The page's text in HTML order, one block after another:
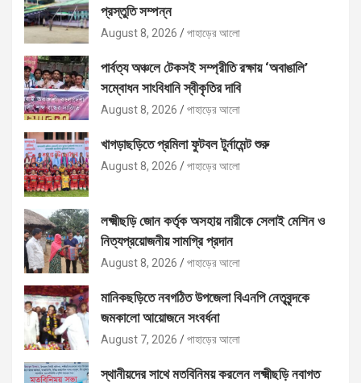
প্রস্তুতি সম্পন্ন
August 8, 2026 পাহাড়ের আলো
পার্বত্য অঞ্চলে টেকসই সম্প্রীতি রক্ষায় ‘অবাঙালি’
সম্বোধন সাংবিধানি স্বীকৃতির দাবি
August 8, 2026 পাহাড়ের আলো
খাগড়াছড়িতে প্রমিলা ফুটবল টুর্নামেন্ট শুরু
August 8, 2026 পাহাড়ের আলো
লক্ষ্মীছড়ি জোন কর্তৃক অসহায় নারীকে সেলাই মেশিন ও
নিত্যপ্রয়োজনীয় সামগ্রি প্রদান
August 8, 2026 পাহাড়ের আলো
মানিকছড়িতে নবগঠিত উপজেলা বিএনপি নেতৃবৃন্দকে
জমকালো আয়োজনে সংবর্ধনা
August 7, 2026 পাহাড়ের আলো
স্থানীয়দের সাথে মতবিনিময় করলেন লক্ষ্মীছড়ি নবাগত